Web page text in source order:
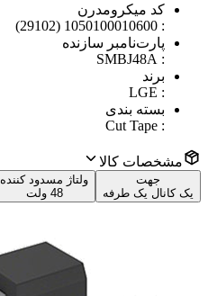
کد میکرومدرن
:
1050100010600 (29102)
پارت‌نامبر سازنده
:
SMBJ48A
برند
:
LGE
بسته بندی
:
Cut Tape
مشخصات کالا
جهت
یک کانال یک طرفه
ولتاژ مسدود کننده
48 ولت